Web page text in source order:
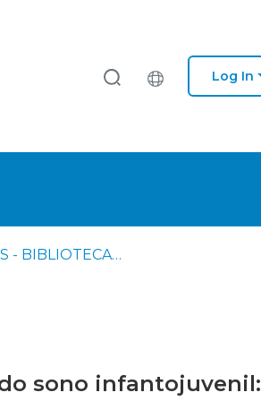
Log In
IPS - ESS - BIBLIOTECA - Dissertações de mestrado
sono infantojuvenil: